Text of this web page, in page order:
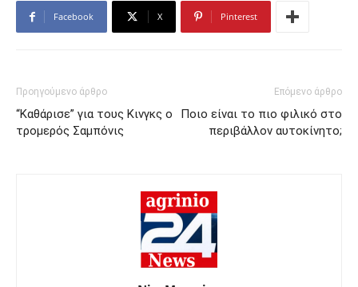
Facebook X Pinterest
Προηγούμενο άρθρο
“Καθάρισε” για τους Κινγκς ο
τρομερός Σαμπόνις
Επόμενο άρθρο
Ποιο είναι το πιο φιλικό στο
περιβάλλον αυτοκίνητο;